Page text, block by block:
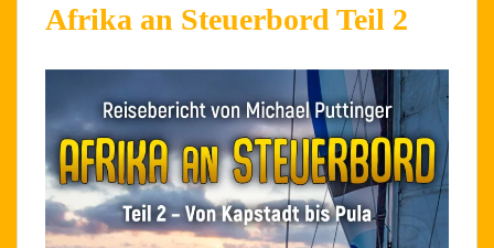
Afrika an Steuerbord Teil 2